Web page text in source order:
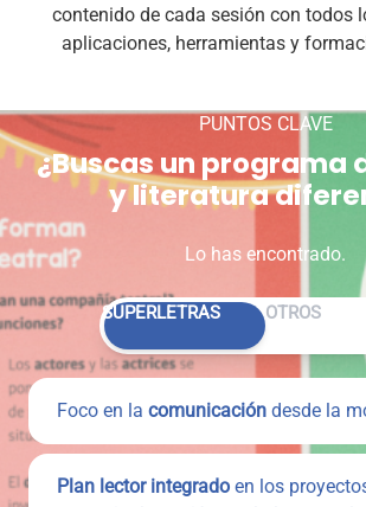
PRODUCTO
BESTIARIO
contenido de cada sesión con todos
aplicaciones, herramientas y
PUNTOS CLAVE
¿Buscas un programa
y literatura
Lo has encontrado.
Alternar entre SUPERLETRAS y
SUPERLETRAS OTROS
Foco en la comunicación desde la
Plan lector integrado en los